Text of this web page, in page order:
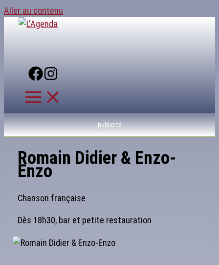
Aller au contenu
publicité
Romain Didier & Enzo-
Enzo
Chanson française
Dès 18h30, bar et petite restauration